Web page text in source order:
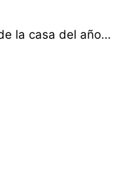
la casa del año…